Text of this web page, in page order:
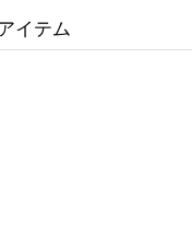
イテム